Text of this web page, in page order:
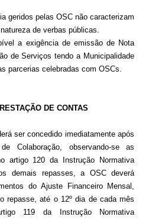
geridos pelas OSC não caracterizam
de verbas públicas.
a exigência de emissão de Nota
de Serviços tendo a Municipalidade
parcerias celebradas com OSCs.
DE CONTAS
ser concedido imediatamente após
Colaboração, observando-se as
artigo 120 da Instrução Normativa
demais repasses, a OSC deverá
do Ajuste Financeiro Mensal,
repasse, até o 12º dia de cada mês
119 da Instrução Normativa